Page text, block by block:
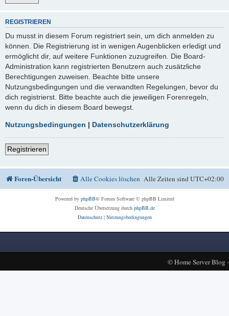
REGISTRIEREN
Du musst in diesem Forum registriert sein, um dich anmelden zu
können. Die Registrierung ist in wenigen Augenblicken erledigt und
ermöglicht dir, auf weitere Funktionen zuzugreifen. Die Board-
Administration kann registrierten Benutzern auch zusätzliche
Berechtigungen zuweisen. Beachte bitte unsere
Nutzungsbedingungen und die verwandten Regelungen, bevor du
dich registrierst. Bitte beachte auch die jeweiligen Forenregeln,
wenn du dich in diesem Board bewegst.
Nutzungsbedingungen | Datenschutzerklärung
Registrieren
Foren-Übersicht Alle Zeiten sindUTC+02:00
Alle Cookies löschen
Powered by phpBB® Forum Software © phpBB Limited
Deutsche Übersetzung durch phpBB.de
Datenschutz| Nutzungsbedingungen
©Home Server Blog